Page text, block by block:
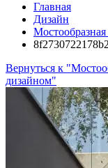
Главная
Дизайн
Вернуться к
дизайном"